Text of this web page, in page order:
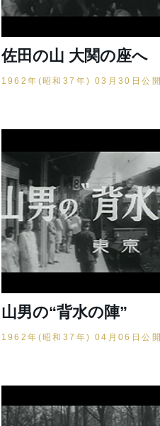
佐田の山 大関の座へ
1962年(昭和37年) 03月30日公開
山男の“背水の陣”
1962年(昭和37年) 04月06日公開